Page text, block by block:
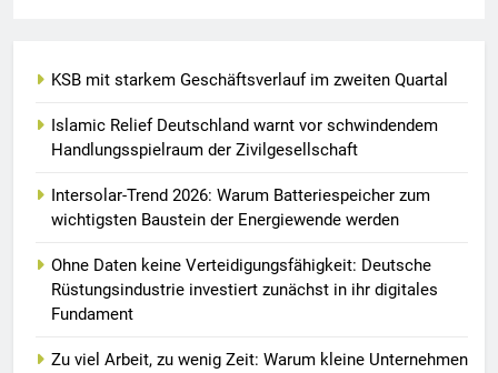
KSB mit starkem Geschäftsverlauf im zweiten Quartal
Islamic Relief Deutschland warnt vor schwindendem
Handlungsspielraum der Zivilgesellschaft
Intersolar-Trend 2026: Warum Batteriespeicher zum
wichtigsten Baustein der Energiewende werden
Ohne Daten keine Verteidigungsfähigkeit: Deutsche
Rüstungsindustrie investiert zunächst in ihr digitales
Fundament
Zu viel Arbeit, zu wenig Zeit: Warum kleine Unternehmen